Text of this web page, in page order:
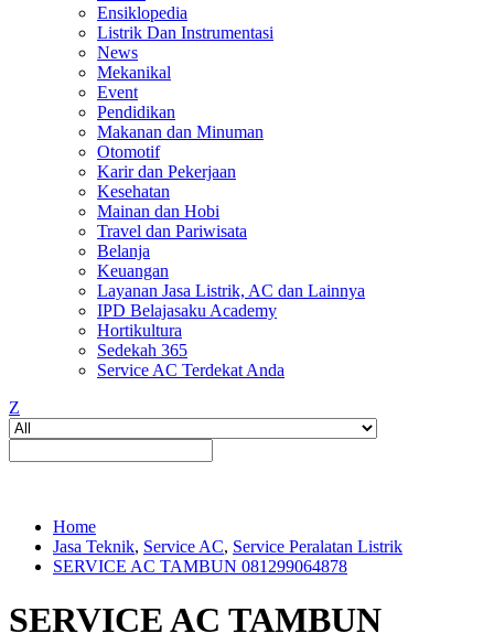
Ensiklopedia
Listrik Dan Instrumentasi
News
Mekanikal
Event
Pendidikan
Makanan dan Minuman
Otomotif
Karir dan Pekerjaan
Kesehatan
Mainan dan Hobi
Travel dan Pariwisata
Belanja
Keuangan
Layanan Jasa Listrik, AC dan Lainnya
IPD Belajasaku Academy
Hortikultura
Sedekah 365
Service AC Terdekat Anda
Z
Home
Jasa Teknik, Service AC, Service Peralatan Listrik
SERVICE AC TAMBUN 081299064878
SERVICE AC TAMBUN